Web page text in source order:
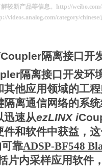
http://
解较新产品等信息。
videos.analog.com/category/chinese/
Coupler隔离接口开
隔离接口开发环
他应用领域的工
离通信网络的系
迅速从ezLINX i
件和软件中获益 ，
靠ADSP-BF548
片内采样应用软件